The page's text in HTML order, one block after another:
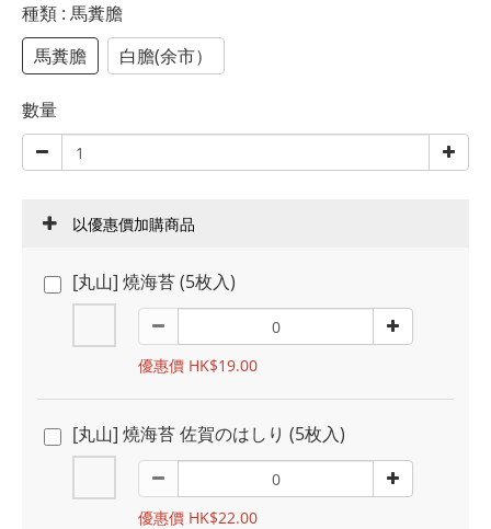
種類 : 馬糞膽
馬糞膽
白膽(余市）
數量
以優惠價加購商品
[丸山] 燒海苔 (5枚入)
優惠價 HK$19.00
[丸山] 燒海苔 佐賀のはしり (5枚入)
優惠價 HK$22.00